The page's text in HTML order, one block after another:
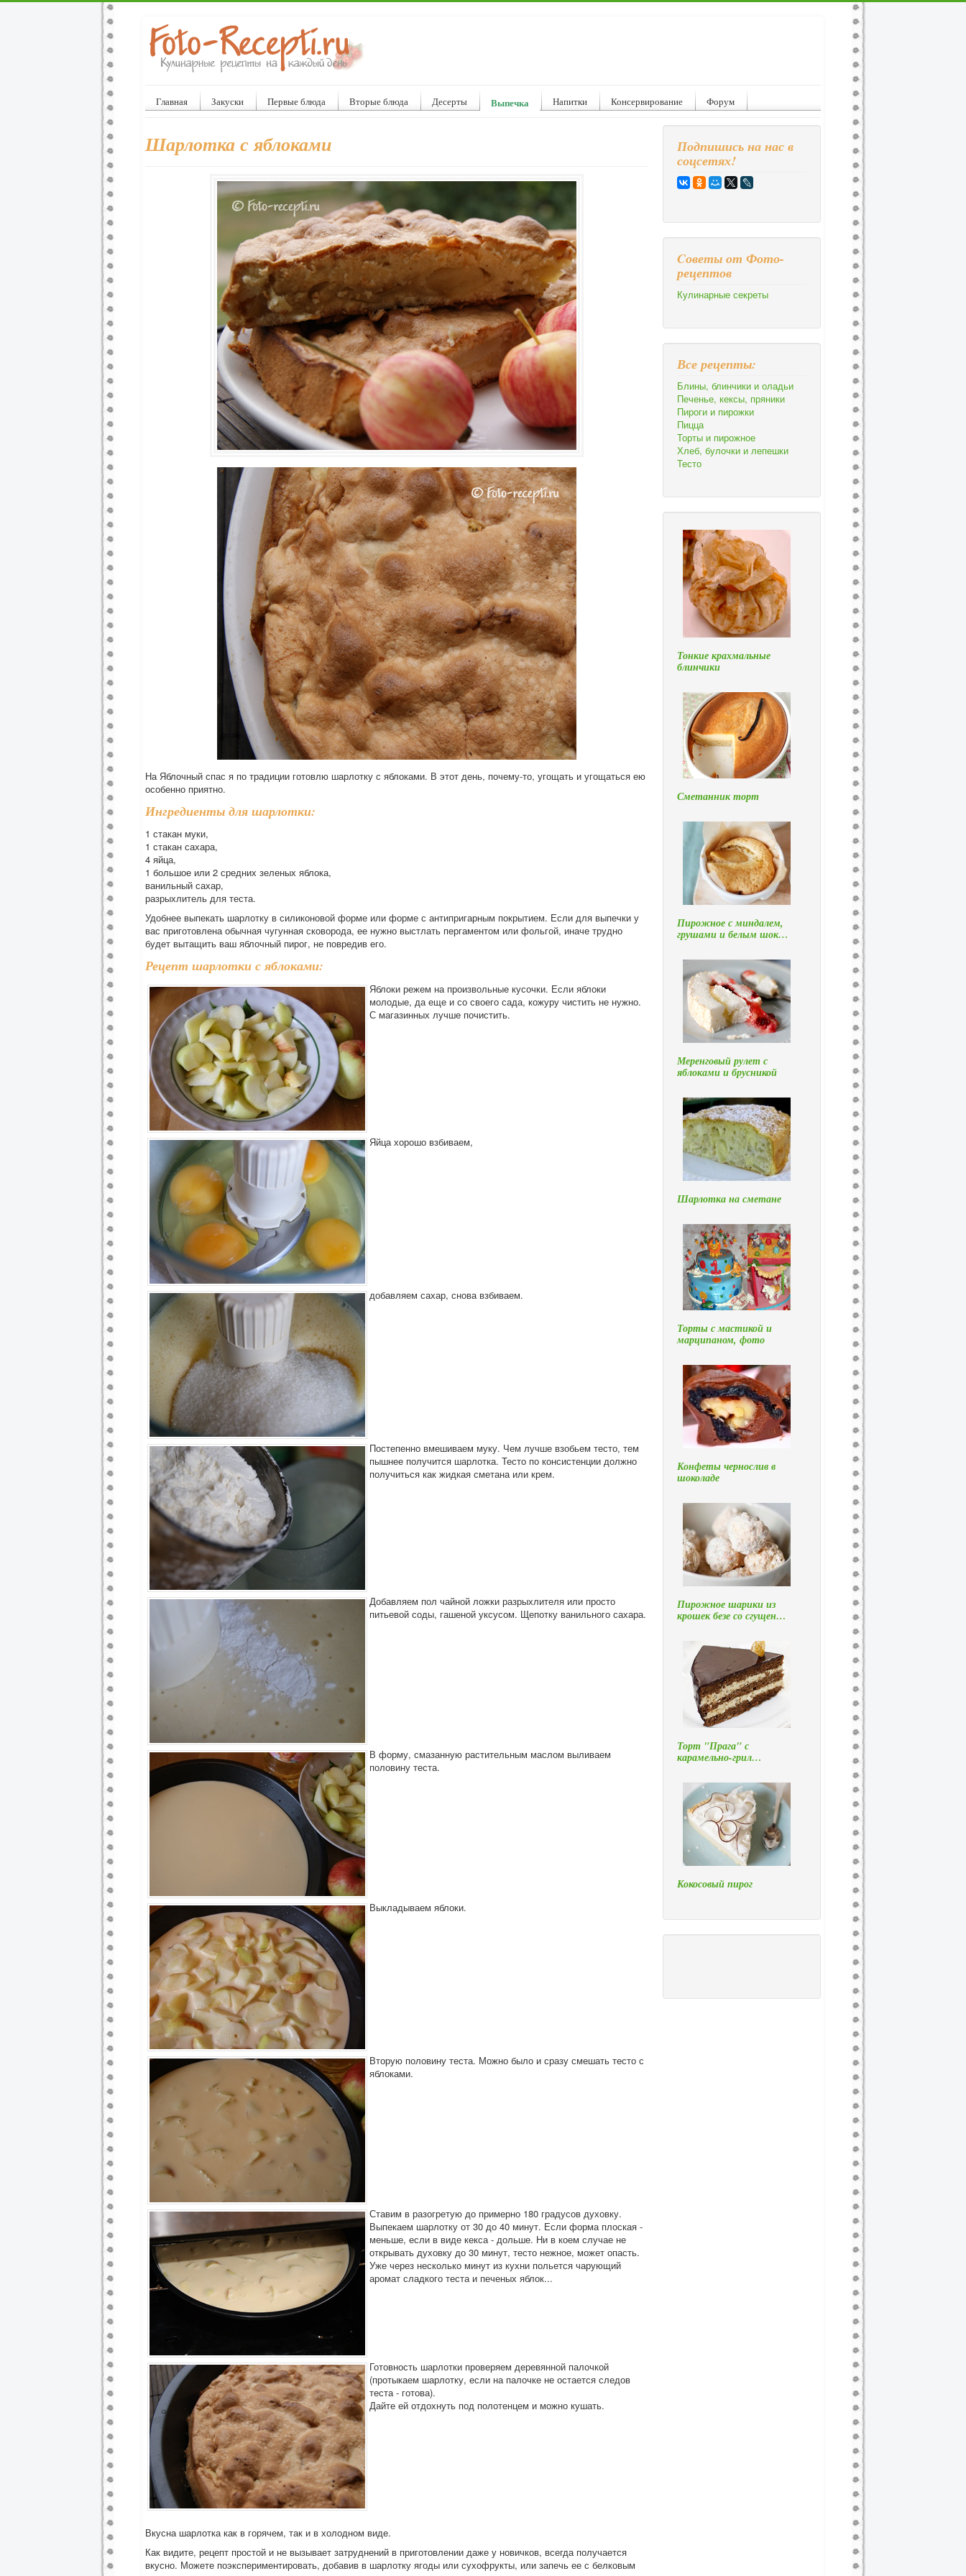
Главная Закуски Первые блюда Вторые блюда Десерты Выпечка Напитки Консервирование Форум
Шарлотка с яблоками
На Яблочный спас я по традиции готовлю шарлотку с яблоками. В этот день, почему-то, угощать и угощаться ею
особенно приятно.
Ингредиенты для шарлотки:
1 стакан муки,
1 стакан сахара,
4 яйца,
1 большое или 2 средних зеленых яблока,
ванильный сахар,
разрыхлитель для теста.
Удобнее выпекать шарлотку в силиконовой форме или форме с антипригарным покрытием. Если для выпечки у
вас приготовлена обычная чугунная сковорода, ее нужно выстлать пергаментом или фольгой, иначе трудно
будет вытащить ваш яблочный пирог, не повредив его.
Рецепт шарлотки с яблоками:
Яблоки режем на произвольные кусочки. Если яблоки
молодые, да еще и со своего сада, кожуру чистить не нужно.
С магазинных лучше почистить.
Яйца хорошо взбиваем,
добавляем сахар, снова взбиваем.
Постепенно вмешиваем муку. Чем лучше взобьем тесто, тем
пышнее получится шарлотка. Тесто по консистенции должно
получиться как жидкая сметана или крем.
Добавляем пол чайной ложки разрыхлителя или просто
питьевой соды, гашеной уксусом. Щепотку ванильного сахара.
В форму, смазанную растительным маслом выливаем
половину теста.
Выкладываем яблоки.
Вторую половину теста. Можно было и сразу смешать тесто с
яблоками.
Ставим в разогретую до примерно 180 градусов духовку.
Выпекаем шарлотку от 30 до 40 минут. Если форма плоская -
меньше, если в виде кекса - дольше. Ни в коем случае не
открывать духовку до 30 минут, тесто нежное, может опасть.
Уже через несколько минут из кухни польется чарующий
аромат сладкого теста и печеных яблок...
Готовность шарлотки проверяем деревянной палочкой
(протыкаем шарлотку, если на палочке не остается следов
теста - готова).
Дайте ей отдохнуть под полотенцем и можно кушать.
Вкусна шарлотка как в горячем, так и в холодном виде.
Как видите, рецепт простой и не вызывает затруднений в приготовлении даже у новичков, всегда получается
вкусно. Можете поэкспериментировать, добавив в шарлотку ягоды или сухофрукты, или запечь ее с белковым
Подпишись на нас в
соцсетях!
Cоветы от Фото-
рецептов
Кулинарные секреты
Все рецепты:
Блины, блинчики и оладьи
Печенье, кексы, пряники
Пироги и пирожки
Пицца
Торты и пирожное
Хлеб, булочки и лепешки
Тесто
Тонкие крахмальные
блинчики
Сметанник торт
Пирожное с миндалем,
грушами и белым шок…
Меренговый рулет с
яблоками и брусникой
Шарлотка на сметане
Торты с мастикой и
марципаном, фото
Конфеты чернослив в
шоколаде
Пирожное шарики из
крошек безе со сгущен…
Торт "Прага" с
карамельно-грил…
Кокосовый пирог